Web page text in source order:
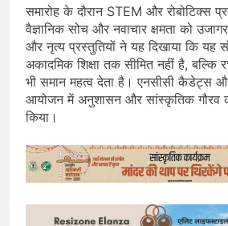
समारोह के दौरान STEM और रोबोटिक्स
वैज्ञानिक सोच और नवाचार क्षमता को
और नृत्य प्रस्तुतियों ने यह दिखाया कि यह
अकादमिक शिक्षा तक सीमित नहीं है, बल्कि
भी समान महत्व देता है। एनसीसी कैडेट्स
आयोजन में अनुशासन और सांस्कृतिक गौरव
किया।